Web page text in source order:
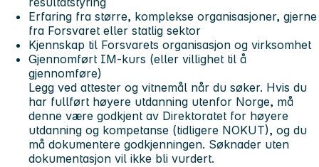
Erfaring fra større, komplekse organisasjoner, gjerne
fra Forsvaret eller statlig sektor
Kjennskap til Forsvarets organisasjon og virksomhet
Gjennomført IM-kurs (eller villighet til å
gjennomføre)
Legg ved attester og vitnemål når du søker. Hvis du
har fullført høyere utdanning utenfor Norge, må
denne være godkjent av Direktoratet for høyere
utdanning og kompetanse (tidligere NOKUT), og du
må dokumentere godkjenningen. Søknader uten
dokumentasjon vil ikke bli vurdert.